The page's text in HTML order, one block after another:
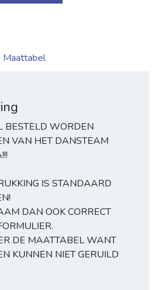
Maattabel
BESTELD WORDEN
VAN HET DANSTEAM
IS STANDAARD
DAN OOK CORRECT
DE MAATTABEL WANT
KUNNEN NIET GERUILD